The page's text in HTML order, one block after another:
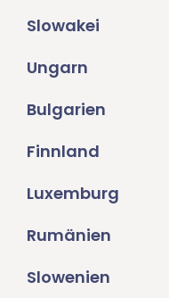
Slowakei
Ungarn
Bulgarien
Finnland
Luxemburg
Rumänien
Slowenien